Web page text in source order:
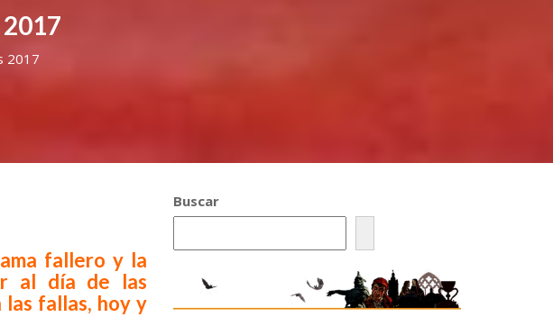
2017
fallero y la
al día de las
las fallas, hoy y
Buscar